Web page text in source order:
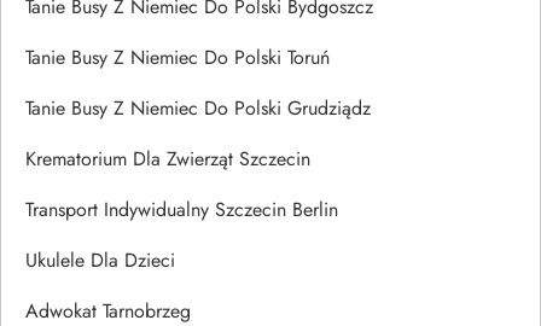
Tanie Busy Z Niemiec Do Polski Bydgoszcz
Tanie Busy Z Niemiec Do Polski Toruń
Tanie Busy Z Niemiec Do Polski Grudziądz
Krematorium Dla Zwierząt Szczecin
Transport Indywidualny Szczecin Berlin
Ukulele Dla Dzieci
Adwokat Tarnobrzeg